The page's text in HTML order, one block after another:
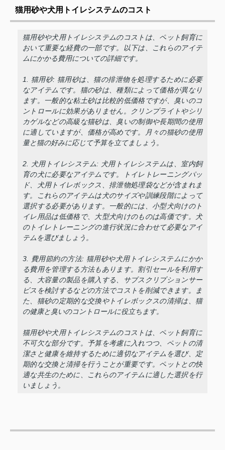
猫用砂や犬用トイレシステムのコスト
猫用砂や犬用トイレシステムのコストは、ペット飼育に
おいて重要な経費の一部です。以下は、これらのアイテ
ムにかかる費用についての詳細です。
1. 猫用砂: 猫用砂は、猫の排泄物を処理するために必要
なアイテムです。猫の砂は、種類によって価格が異なり
ます。一般的な粘土砂は比較的低価格ですが、臭いのコ
ントロールに効果がありません。クリンプライトやシリ
カゲルなどの高級な猫砂は、臭いの制御や長期間の使用
に適していますが、価格が高めです。月々の猫砂の使用
量と猫の好みに応じて予算を立てましょう。
2. 犬用トイレシステム: 犬用トイレシステムは、室内飼
育の犬に必要なアイテムです。トイレトレーニングパッ
ド、犬用トイレボックス、排泄物処理袋などが含まれま
す。これらのアイテムは犬のサイズや訓練段階によって
選択する必要があります。一般的には、小型犬向けのト
イレ用品は低価格で、大型犬向けのものは高価です。犬
のトイレトレーニングの進行状況に合わせて必要なアイ
テムを選びましょう。
3. 費用節約の方法: 猫用砂や犬用トイレシステムにかか
る費用を管理する方法もあります。割引セールを利用す
る、大容量の製品を購入する、サブスクリプションサー
ビスを検討するなどの方法でコストを削減できます。ま
た、猫砂の定期的な交換やトイレボックスの清掃は、猫
の健康と臭いのコントロールに役立ちます。
猫用砂や犬用トイレシステムのコストは、ペット飼育に
不可欠な部分です。予算を考慮に入れつつ、ペットの清
潔さと健康を維持するために適切なアイテムを選び、定
期的な交換と清掃を行うことが重要です。ペットとの快
適な共生のために、これらのアイテムに適した選択を行
いましょう。